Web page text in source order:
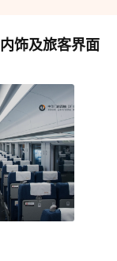
内饰及旅客界面